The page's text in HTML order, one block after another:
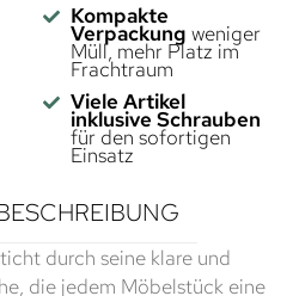
Kompakte
Verpackung weniger
Müll, mehr Platz im
Frachtraum
Viele Artikel
inklusive Schrauben
für den sofortigen
Einsatz
durch seine klare und
die jedem Möbelstück eine